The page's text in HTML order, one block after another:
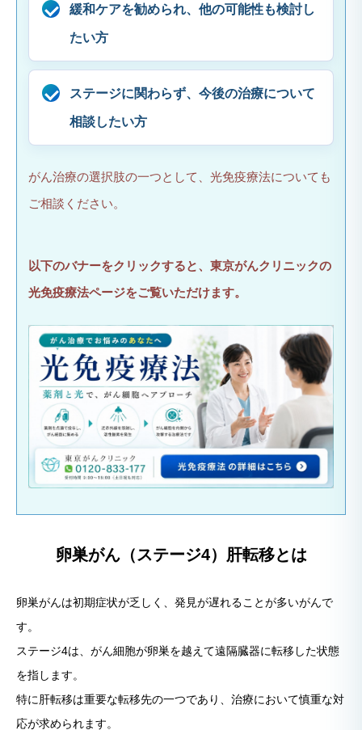
緩和ケアを勧められ、他の可能性も検討し
たい方
ステージに関わらず、今後の治療について
相談したい方
がん治療の選択肢の一つとして、光免疫療法についても
ご相談ください。
以下のバナーをクリックすると、東京がんクリニックの
光免疫療法ページをご覧いただけます。
卵巣がん（ステージ4）肝転移とは
卵巣がんは初期症状が乏しく、発見が遅れることが多いがんで
す。
ステージ4は、がん細胞が卵巣を越えて遠隔臓器に転移した状態
を指します。
特に肝転移は重要な転移先の一つであり、治療において慎重な対
応が求められます。